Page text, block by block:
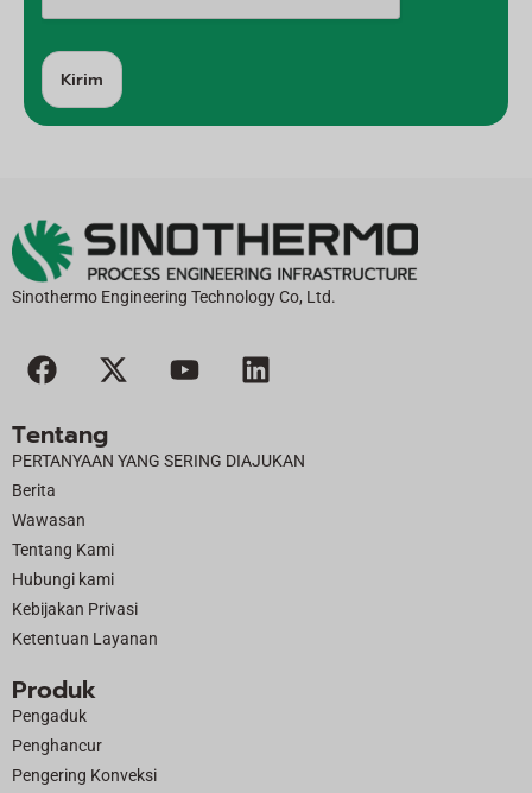
Kirim
A
n
a
ti
f:
Sinothermo Engineering Technology Co, Ltd.
F
a
e
b
o
o
k
X
-
i
t
e
r
Y
o
u
L
i
e
Tentang
PERTANYAAN YANG SERING DIAJUKAN
Berita
Wawasan
Tentang Kami
Hubungi kami
Kebijakan Privasi
Ketentuan Layanan
Produk
Pengaduk
Penghancur
Pengering Konveksi